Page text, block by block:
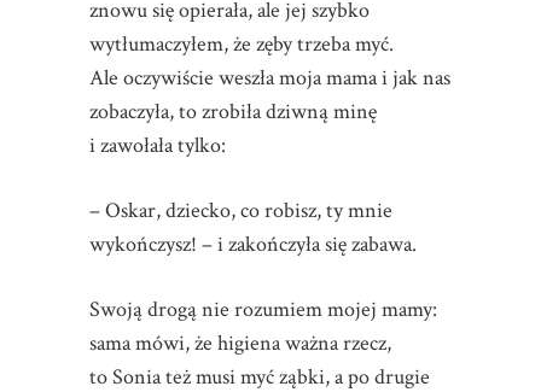
znowu się opierała, ale jej szybko
wytłumaczyłem, że zęby trzeba myć.
Ale oczywiście weszła moja mama i jak nas
zobaczyła, to zrobiła dziwną minę
i zawołała tylko:
– Oskar, dziecko, co robisz, ty mnie
wykończysz! – i zakończyła się zabawa.
Swoją drogą nie rozumiem mojej mamy:
sama mówi, że higiena ważna rzecz,
to Sonia też musi myć ząbki, a po drugie